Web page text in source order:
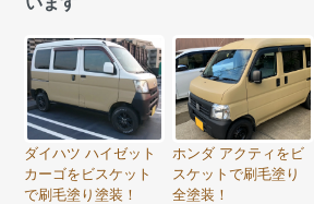
ダイハツ ハイゼット
カーゴをビスケット
で刷毛塗り塗装！
ホンダ アクティをビ
スケットで刷毛塗り
全塗装！